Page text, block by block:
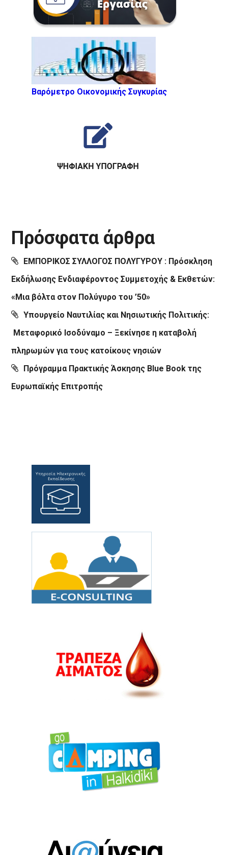
Βαρόμετρο Οικονομικής Συγκυρίας
Πρόσφατα άρθρα
ΕΜΠΟΡΙΚΟΣ ΣΥΛΛΟΓΟΣ ΠΟΛΥΓΥΡΟΥ : Πρόσκληση
Εκδήλωσης Ενδιαφέροντος Συμμετοχής & Εκθετών:
«Μια βόλτα στον Πολύγυρο του ’50»
Υπουργείο Ναυτιλίας και Νησιωτικής Πολιτικής:
Μεταφορικό Ισοδύναμο – Ξεκίνησε η καταβολή
πληρωμών για τους κατοίκους νησιών
Πρόγραμμα Πρακτικής Άσκησης Blue Book της
Ευρωπαϊκής Επιτροπής